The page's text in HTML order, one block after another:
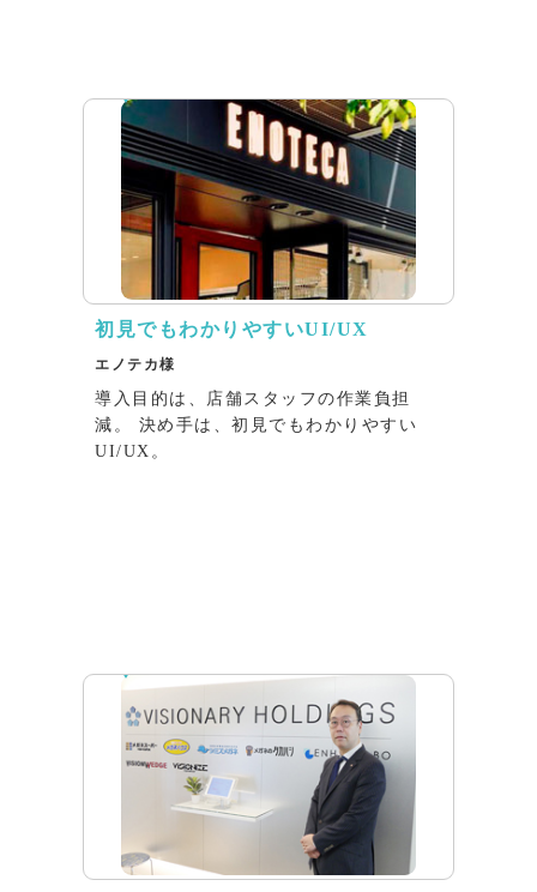
初見でもわかりやすいUI/UX
エノテカ様
導入目的は、店舗スタッフの作業負担
減。 決め手は、初見でもわかりやすい
UI/UX。